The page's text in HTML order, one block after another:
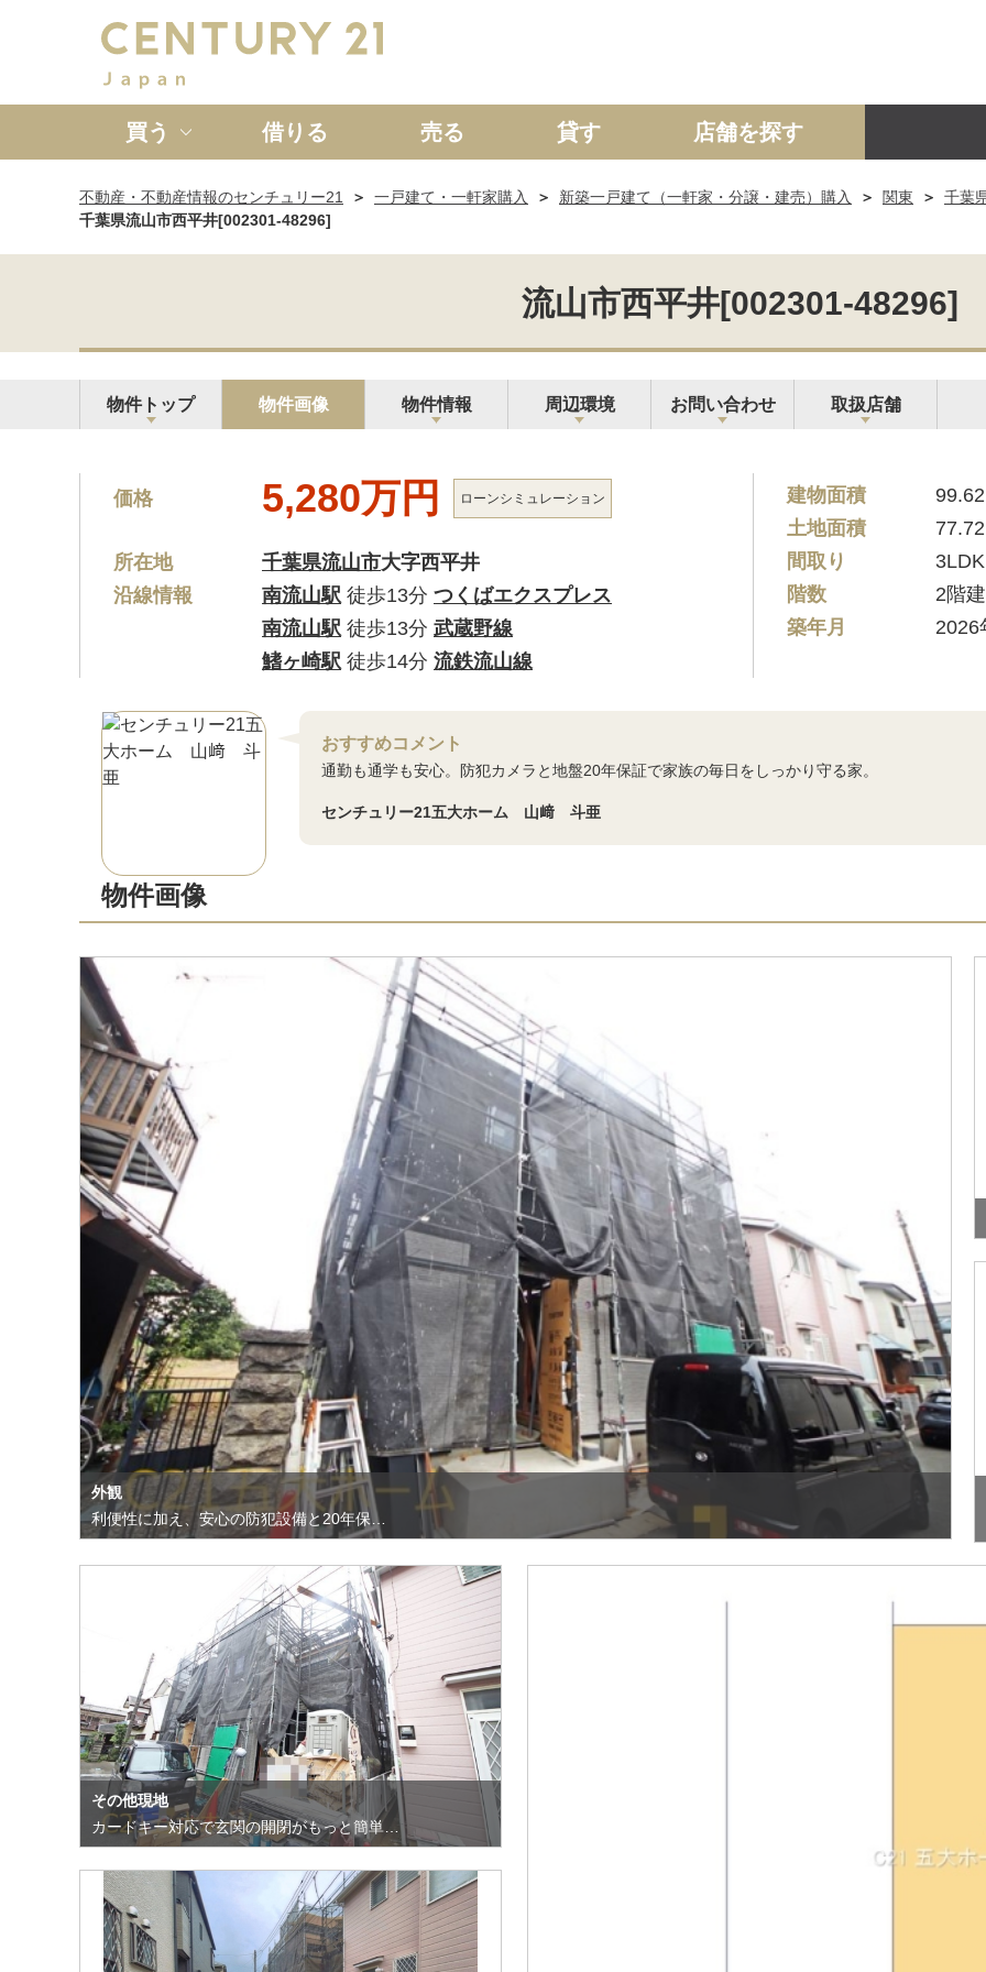
買う
新築一戸建て 中古一戸建て マンション 土地 事業投資用
借りる 売る 貸す 店舗を探す
不動産・不動産情報のセンチュリー21 一戸建て・一軒家購入 新築一戸建て（一軒家・分譲・建売）購入 関東
千葉
千葉県流山市西平井[002301-48296]
流山市西平井[002301-48296]
物件トップ 物件画像 物件情報 周辺環境 お問い合わせ 取扱店舗
価格 5,280万円 ローンシミュレーション
所在地 千葉県流山市大字西平井
沿線情報
南流山駅 徒歩13分 つくばエクスプレス
南流山駅 徒歩13分 武蔵野線
鰭ヶ崎駅 徒歩14分 流鉄流山線
建物面積
土地面積
間取り
3LDK
階数
2階
築年月
2026
おすすめコメント
通勤も通学も安心。防犯カメラと地盤20年保証で家族の毎日をしっかり守る家。
センチュリー21五大ホーム 山﨑 斗亜
物件画像
外観
利便性に加え、安心の防犯設備と20年保…
その他現地
カードキー対応で玄関の開閉がもっと簡単…